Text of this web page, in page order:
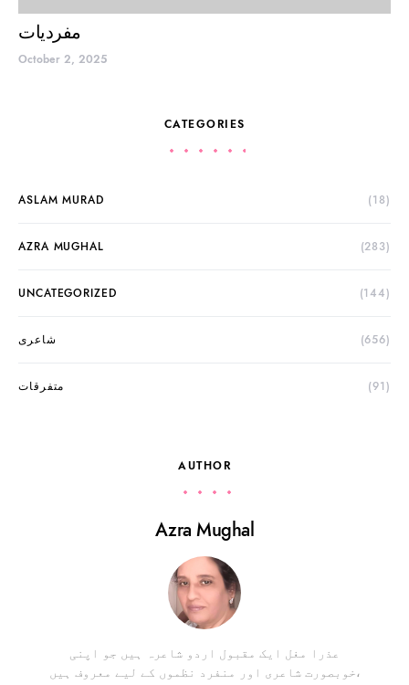
مفردیات
October 2, 2025
CATEGORIES
ASLAM MURAD (18)
AZRA MUGHAL (283)
UNCATEGORIZED (144)
شاعری (656)
متفرقات (91)
AUTHOR
Azra Mughal
عذرا مغل ایک مقبول اردو شاعرہ ہیں جو اپنی
خوبصورت شاعری اور منفرد نظموں کے لیے معروف ہیں،